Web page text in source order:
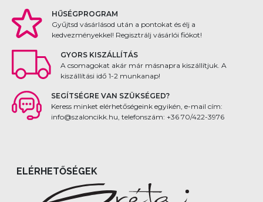
HŰSÉGPROGRAM
Gyűjtsd vásárlásod után a pontokat és élj a
kedvezményekkel! Regisztrálj vásárlói fiókot!
GYORS KISZÁLLÍTÁS
A csomagokat akár már másnapra kiszállítjuk. A
kiszállítási idő 1-2 munkanap!
SEGÍTSÉGRE VAN SZÜKSÉGED?
Keress minket elérhetőségeink egyikén, e-mail cím:
info@szaloncikk.hu, telefonszám: +36 70/422-3976
ELÉRHETŐSÉGEK